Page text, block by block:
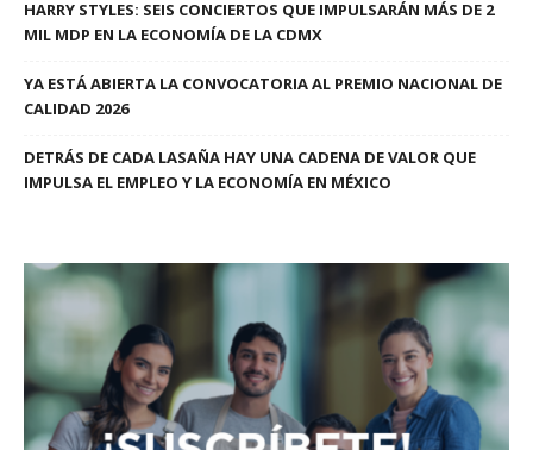
HARRY STYLES: SEIS CONCIERTOS QUE IMPULSARÁN MÁS DE 2
MIL MDP EN LA ECONOMÍA DE LA CDMX
YA ESTÁ ABIERTA LA CONVOCATORIA AL PREMIO NACIONAL DE
CALIDAD 2026
DETRÁS DE CADA LASAÑA HAY UNA CADENA DE VALOR QUE
IMPULSA EL EMPLEO Y LA ECONOMÍA EN MÉXICO